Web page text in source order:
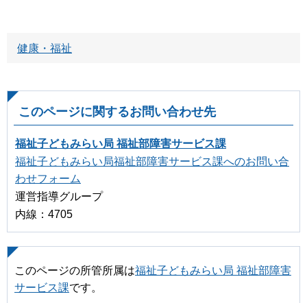
健康・福祉
このページに関するお問い合わせ先
福祉子どもみらい局 福祉部障害サービス課
福祉子どもみらい局福祉部障害サービス課へのお問い合
わせフォーム
運営指導グループ
内線：4705
このページの所管所属は福祉子どもみらい局 福祉部障害
サービス課です。